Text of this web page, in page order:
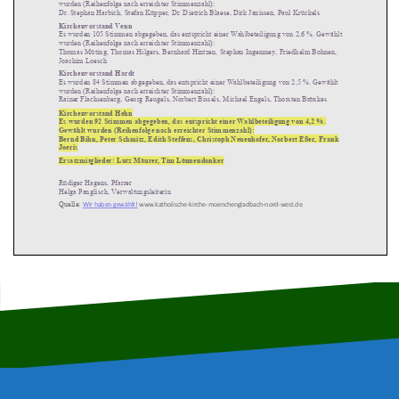
wurden (Reihenfolge nach erreichter Stimmenzahl):
Dr. Stephan Harbich, Stefan Küpper, Dr. Dietrich Blaese, Dirk Janissen, Paul Krückels
Kirchenvorstand Venn
Es wurden 105 Stimmen abgegeben, das entspricht einer Wahlbeteiligung von 2,6 %. Gewählt
wurden (Reihenfolge nach erreichter Stimmenzahl):
Thomas Müting, Thomas Hilgers, Bernhard Hintzen, Stephan Ingenmey, Friedhelm Bohnen,
Joachim Loesch
Kirchenvorstand Hardt
Es wurden 84 Stimmen abgegeben, das entspricht einer Wahlbeteiligung von 2,5 %. Gewählt
wurden (Reihenfolge nach erreichter Stimmenzahl):
Rainer Flachsenberg, Georg Reugels, Norbert Bissels, Michael Engels, Thorsten Bröxkes
Kirchenvorstand Hehn
Es wurden 92 Stimmen abgegeben, das entspricht einer Wahlbeteiligung von 4,2 %.
Gewählt wurden (Reihenfolge nach erreichter Stimmenzahl):
Bernd Bihn, Peter Schmitz, Edith Steffens, Christoph Neuenhofer, Norbert Eßer, Frank
Joeris
Ersatzmitglieder: Lutz Mäurer, Tim Lönnendonker
Rüdiger Hagens, Pfarrer
Helga Panglisch, Verwaltungsleiterin
Quelle: Wir haben gewählt! www.katholische-kirche-moenchengladbach-nord-west.de